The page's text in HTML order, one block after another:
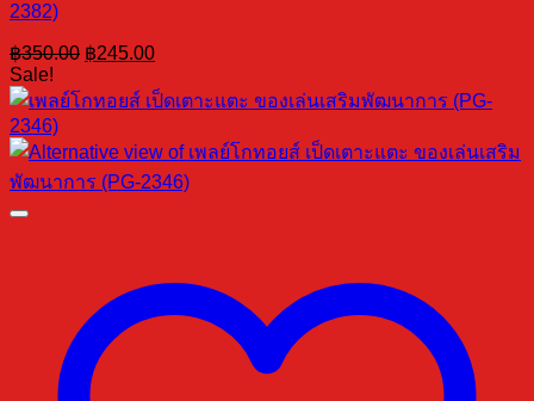
2382)
฿350.00 Original
was:
฿350.00.
฿245.00Current
is:
฿245.00.
Sale!